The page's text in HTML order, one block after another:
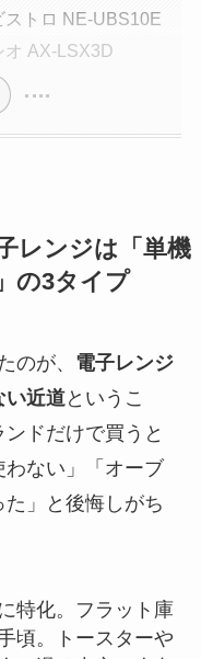
トロ NE-UBS10E
オ AX-LSX3D
レンジは「単機
の3タイプ
のが、 電子レンジ
い近道というこ
ドだけで買うと
わない」「オーブ
」と後悔しがち
特化。フラット庫
頃。トースターや